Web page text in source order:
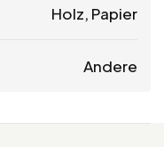
Holz, Papier
Andere